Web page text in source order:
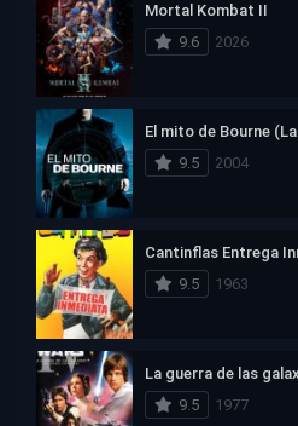
Mortal Kombat II
9.6
2026
El mito de Bourne
9.5
2004
Cantinflas Entrega
9.5
1963
9.5
1977